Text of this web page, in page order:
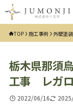
TOP 施工事例 外壁塗装
栃木県那須
工事 レガロ
2022/06/16